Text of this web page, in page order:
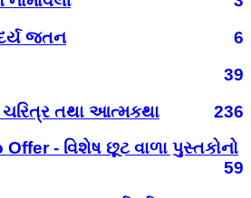
જતન
6
39
તથા આત્મકથા
236
- વિશેષ છૂટ વાળા પુસ્તકોનો
59